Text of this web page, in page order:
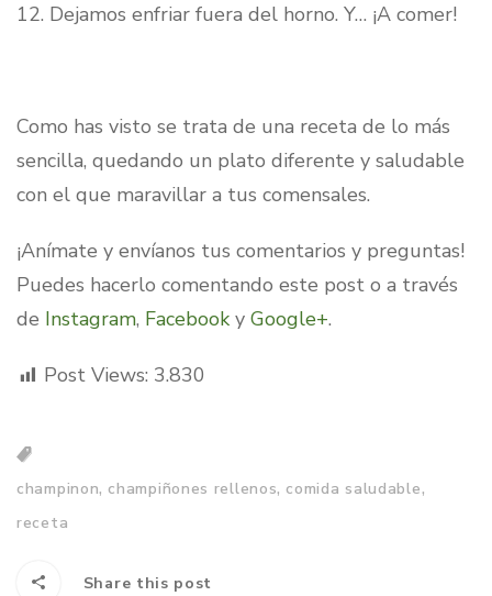
12. Dejamos enfriar fuera del horno. Y… ¡A comer!
Como has visto se trata de una receta de lo más
sencilla, quedando un plato diferente y saludable
con el que maravillar a tus comensales.
¡Anímate y envíanos tus comentarios y preguntas!
Puedes hacerlo comentando este post o a través
de Instagram, Facebook y Google+.
Post Views: 3.830
champinon, champiñones rellenos, comida saludable,
receta
Share this post